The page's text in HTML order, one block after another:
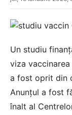
Un studiu
viza
a fost oprit din
Anunțul a fost
înalt al